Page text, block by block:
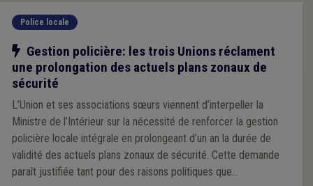
Police locale
Notre action
Gestion policière: les trois Unions réclament
une prolongation des actuels plans zonaux de
sécurité
L’Union et ses associations sœurs viennent d’interpeller la
Ministre de l’Intérieur sur la nécessité de renforcer la gestion
policière locale intégrale en prolongeant d’un an la durée de
validité des actuels plans zonaux de sécurité. Cette demande
paraît justifiée tant pour des raisons politiques que